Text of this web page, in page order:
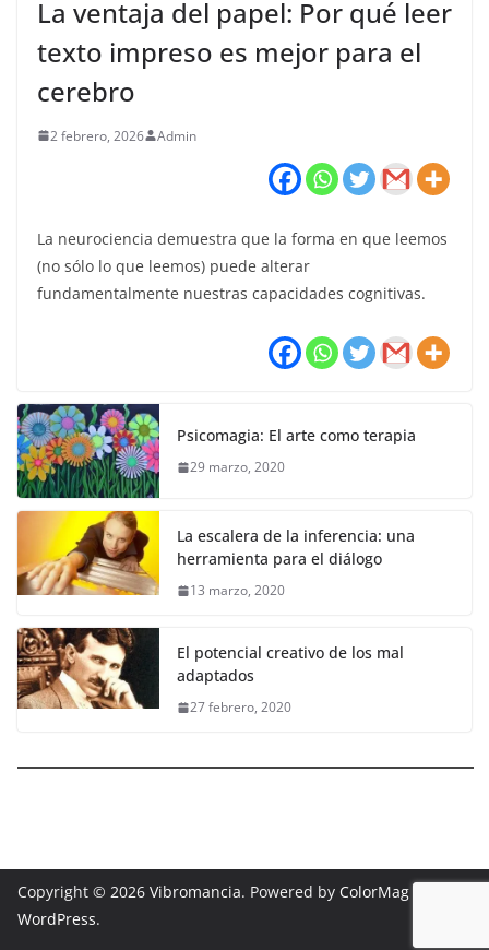
La ventaja del papel: Por qué leer
texto impreso es mejor para el
cerebro
2 febrero, 2026 Admin
La neurociencia demuestra que la forma en que leemos
(no sólo lo que leemos) puede alterar
fundamentalmente nuestras capacidades cognitivas.
Psicomagia: El arte como terapia
29 marzo, 2020
La escalera de la inferencia: una
herramienta para el diálogo
13 marzo, 2020
El potencial creativo de los mal
adaptados
27 febrero, 2020
Copyright © 2026 Vibromancia. Powered by ColorMag
WordPress.